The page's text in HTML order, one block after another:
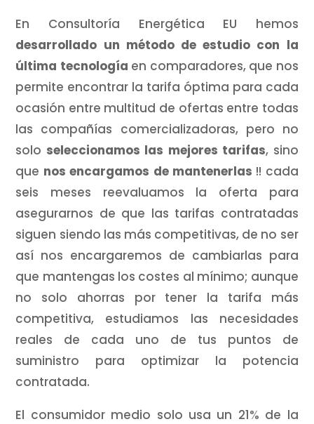
En Consultoría Energética EU hemos
desarrollado un método de estudio con la
última tecnología en comparadores, que nos
permite encontrar la tarifa óptima para cada
ocasión entre multitud de ofertas entre todas
las compañías comercializadoras, pero no
solo seleccionamos las mejores tarifas, sino
que nos encargamos de mantenerlas !! cada
seis meses reevaluamos la oferta para
asegurarnos de que las tarifas contratadas
siguen siendo las más competitivas, de no ser
así nos encargaremos de cambiarlas para
que mantengas los costes al mínimo; aunque
no solo ahorras por tener la tarifa más
competitiva, estudiamos las necesidades
reales de cada uno de tus puntos de
suministro para optimizar la potencia
contratada.
El consumidor medio solo usa un 21% de la